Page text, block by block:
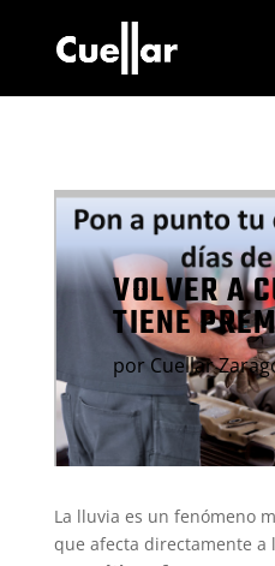
VOLVER A
TIENE
por Cuellar
La lluvia es un fenómeno
que afecta directamente a